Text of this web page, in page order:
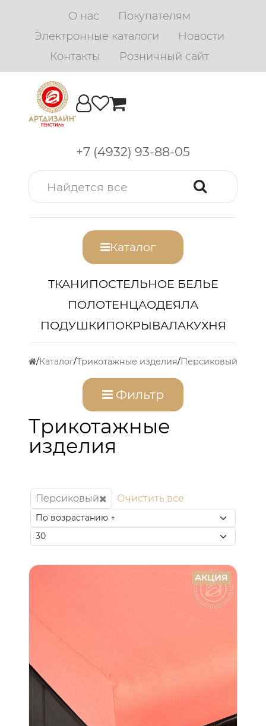
О нас
Покупателям
Электронные каталоги
Новости
Контакты
Розничный сайт
+7 (4932) 93-88-05
Каталог
ТКАНИПОСТЕЛЬНОЕ БЕЛЬЕ
ПОЛОТЕНЦАОДЕЯЛА
ПОДУШКИПОКРЫВАЛАКУХНЯ
Каталог Трикотажные изделия Персиковый
Фильтр
Трикотажные
изделия
Персиковый Очистить все
АКЦИЯ